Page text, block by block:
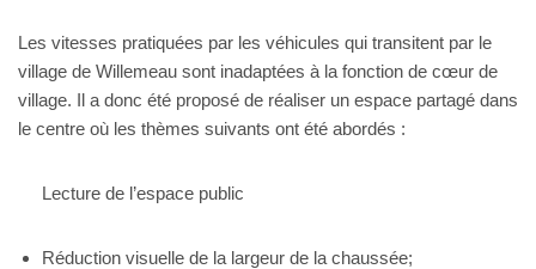
Les vitesses pratiquées par les véhicules qui transitent par le
village de Willemeau sont inadaptées à la fonction de cœur de
village. Il a donc été proposé de réaliser un espace partagé dans
le centre où les thèmes suivants ont été abordés :
Lecture de l’espace public
Réduction visuelle de la largeur de la chaussée;